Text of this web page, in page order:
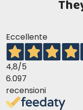
Eccellente
4,8/5
6.097
recensioni